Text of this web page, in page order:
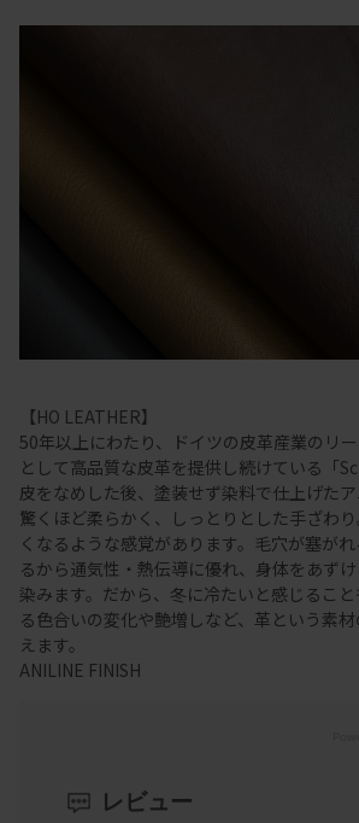
【HO LEATHER】
50年以上にわたり、ドイツの皮革産業のリ
として高品質な皮革を提供し続けている「
皮をなめした後、塗装せず染料で仕上げたア
驚くほど柔らかく、しっとりとした手ざわ
くなるような感覚があります。毛穴が塞が
るから通気性・熱伝導に優れ、身体をあず
染みます。だから、冬に冷たいと感じるこ
る色合いの変化や艶増しなど、革という素
えます。
ANILINE FINISH
レビュー